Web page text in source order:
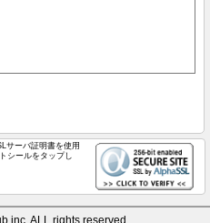
サーバ証明書を使用
シールをタップし
inc. ALL rights reserved.